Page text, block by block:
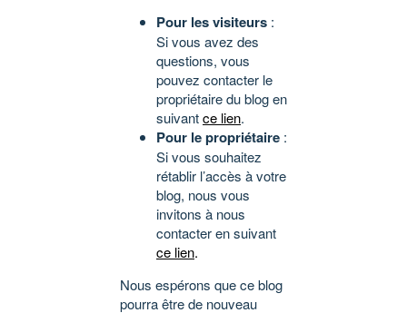
Pour les visiteurs :
Si vous avez des
questions, vous
pouvez contacter le
propriétaire du blog en
suivantce lien.
Pour le propriétaire :
Si vous souhaitez
rétablir l’accès à votre
blog, nous vous
invitons à nous
contacter en suivant
ce lien.
Nous espérons que ce blog
pourra être de nouveau